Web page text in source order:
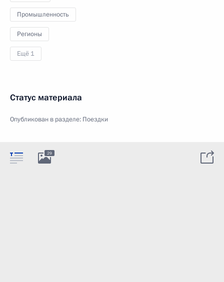
Промышленность
Регионы
Ещё 1
Статус материала
Опубликован в разделе: Поездки
29